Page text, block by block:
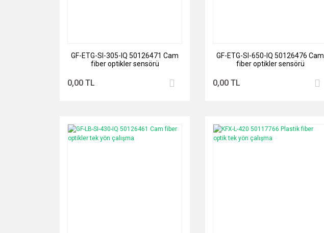
GF-ETG-SI-305-IQ 50126471 Cam
fiber optikler sensörü
0,00 TL
GF-ETG-SI-650-IQ 50126476 Cam
fiber optikler sensörü
0,00 TL